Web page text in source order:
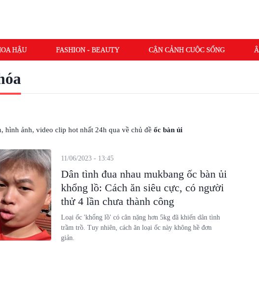
HẬU FASHION - BEAUTY CẬN CẢNH CUỘC SỐNG
hình ảnh, video clip hot nhất 24h qua về chủ đề ốc bàn ủi
Dân tình đua nhau mukbang ốc bàn ủi
khổng lồ: Cách ăn siêu cực, có người
thử 4 lần chưa thành công
11/06/2023 - 13:45
Loại ốc 'khổng lồ' có cân nặng hơn 5kg đã khiến dân tình
trầm trồ. Tuy nhiên, cách ăn loại ốc này không hề đơn
giản.